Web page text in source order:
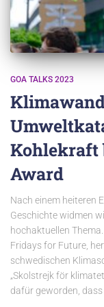
GOA TALKS 2023
Kohlekraft
Award
Nach einem heiteren
Geschichte widmen
hochaktuellen
Fridays for Future,
schwedischen
„Skolstrejk för
dafür geworden, dass